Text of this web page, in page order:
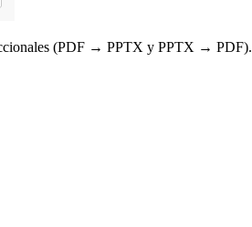
(PDF → PPTX y PPTX → PDF).